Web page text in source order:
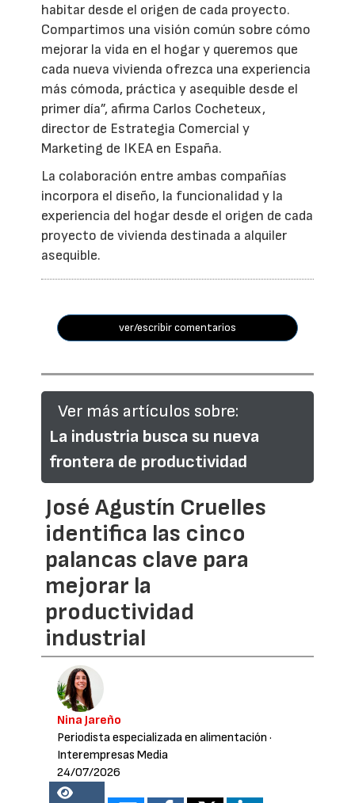
habitar desde el origen de cada proyecto.
Compartimos una visión común sobre cómo
mejorar la vida en el hogar y queremos que
cada nueva vivienda ofrezca una experiencia
más cómoda, práctica y asequible desde el
primer día”, afirma Carlos Cocheteux,
director de Estrategia Comercial y
Marketing de IKEA en España.
La colaboración entre ambas compañías
incorpora el diseño, la funcionalidad y la
experiencia del hogar desde el origen de cada
proyecto de vivienda destinada a alquiler
asequible.
ver/escribir comentarios
Ver más artículos sobre:
La industria busca su nueva
frontera de productividad
José Agustín Cruelles
identifica las cinco
palancas clave para
mejorar la
productividad
industrial
Nina Jareño
Periodista especializada en alimentación ·
Interempresas Media
24/07/2026